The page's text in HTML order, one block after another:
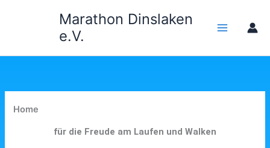
Marathon Dinslaken
e.V.
Home
für die Freude am Laufen und Walken